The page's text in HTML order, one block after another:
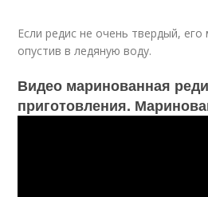
Если редис не очень твердый,
опустив в ледяную воду.
Видео маринованная
приготовления.